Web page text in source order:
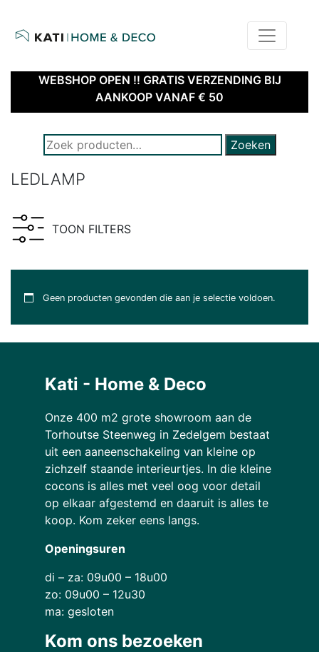
homekati – home & deco | webshop
WEBSHOP OPEN !! GRATIS VERZENDING BIJ
AANKOOP VANAF € 50
ZOEK NAAR PRODUCTEN: Zoeken
LEDLAMP
TOON FILTERS
Geen producten gevonden die aan je selectie voldoen.
Kati - Home & Deco
Onze 400 m2 grote showroom aan de
Torhoutse Steenweg in Zedelgem bestaat
uit een aaneenschakeling van kleine op
zichzelf staande interieurtjes. In die kleine
cocons is alles met veel oog voor detail
op elkaar afgestemd en daaruit is alles te
koop. Kom zeker eens langs.
Openingsuren
di – za: 09u00 – 18u00
zo: 09u00 – 12u30
ma: gesloten
Kom ons bezoeken